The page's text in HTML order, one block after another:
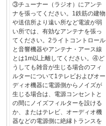
③チューナー（ラジオ）にアンテ
ナを張ってください。1鉄筋の建物
や送信所より遠い所など電波が弱
い所では、有効なアンテナを張っ
てください。2ライトコントロール
と音響機器やアンテナ・アース線
とは1m以上離してください。④ど
うしても雑音が生じる場合のフィ
ルターについて1テレビおよびオー
ディオ機器に電源側からノイズが
生じる場合は、電源コンセントと
の間にノイズフィルターを設ける
か、またはテレビ、オーディオ機
器などの電源側に絶縁トランスを